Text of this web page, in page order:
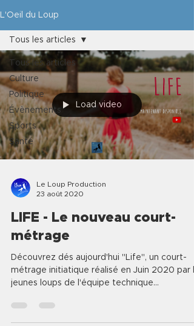
L'Oeil du Loup
Tous les articles
Culture
Politique
Évènements
Sports
Santé
Tous les articles
Load video
Le Loup Production
23 août 2020
LIFE - Le nouveau court-
métrage
Découvrez dés aujourd'hui "Life", un court-
métrage initiatique réalisé en Juin 2020 par
jeunes loups de l'équipe technique...